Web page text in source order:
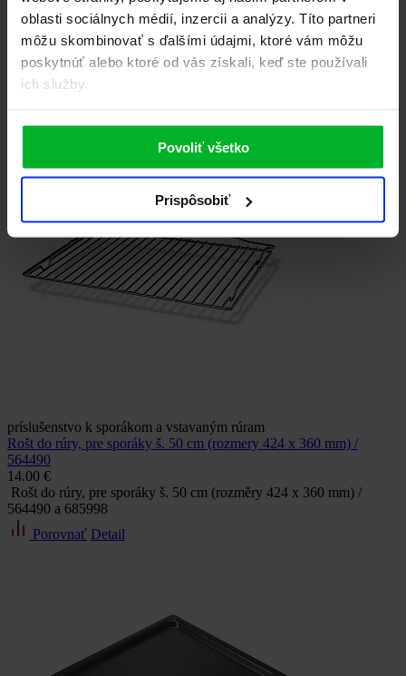
oblasti sociálnych médií, inzercii a analýzy. Títo partneri
môžu skombinovať s ďalšími údajmi, ktoré vám môžu
poskytnúť alebo ktoré od vás získali, keď ste používali
ich služby.
Povoliť všetko
Prispôsobiť
hlboký plech
Príslušenstvo4
Příslušenství k dokoupení
príslušenstvo k sporákom a vstavaným rúram
Rošt do rúry, pre sporáky š. 50 cm (rozmery 424 x 360 mm) /
564490
14.00 €
Rošt do rúry, pre sporáky š. 50 cm (rozměry 424 x 360 mm) /
564490 a 685998
Porovnať Detail